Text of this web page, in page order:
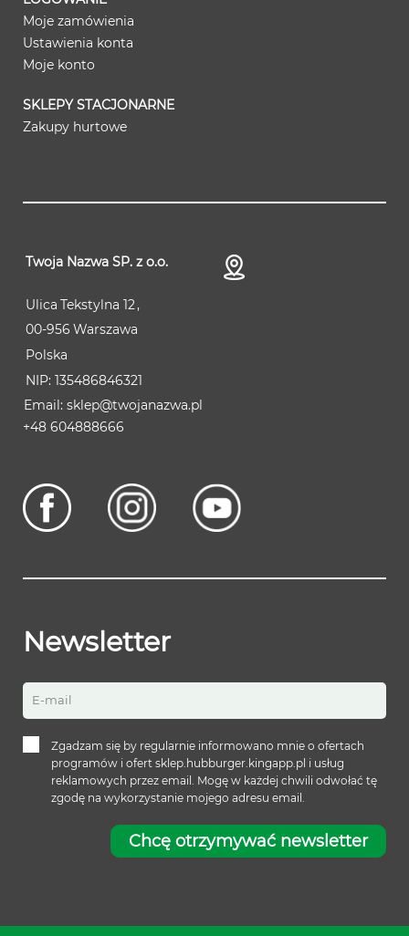
Moje zamówienia
Ustawienia konta
Moje konto
SKLEPY STACJONARNE
Zakupy hurtowe
Twoja Nazwa SP. z o.o.
Ulica Tekstylna 12
00-956 Warszawa
Polska
NIP: 135486846321
sklep@twojanazwa.pl
+48 604888666
Newsletter
E-mail
Zgadzam się by regularnie informowano mnie o ofertach
programów i ofert sklep.hubburger.kingapp.pl i usług
reklamowych przez email. Mogę w każdej chwili odwołać tę
zgodę na wykorzystanie mojego adresu email.
Chcę otrzymywać newsletter